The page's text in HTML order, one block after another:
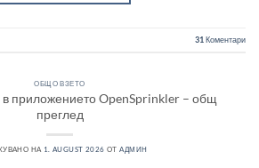
31 Коментари
ОБЩО ВЗЕТО
приложението OpenSprinkler – общ
преглед
НА 1. AUGUST 2026 ОТАДМИН